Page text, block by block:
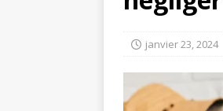
janvier 23, 2024